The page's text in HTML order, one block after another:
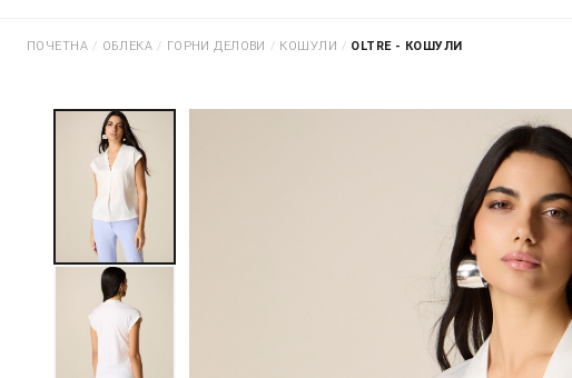
ПОЧЕТНА / ОБЛЕКА / ГОРНИ ДЕЛОВИ / КОШУЛИ / OLTRE - КОШУЛИ